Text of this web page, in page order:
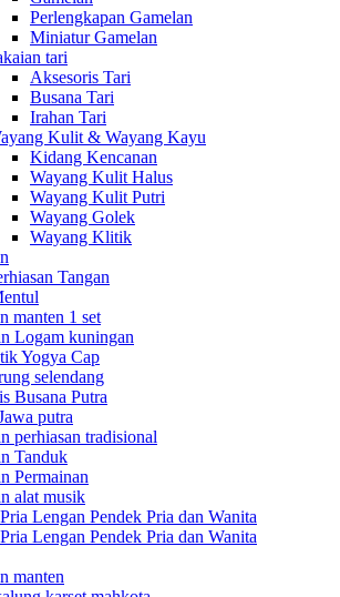
Perlengkapan Gamelan
Miniatur Gamelan
tari
Aksesoris Tari
Busana Tari
Irahan Tari
Kulit & Wayang Kayu
Kidang Kencanan
Wayang Kulit Halus
Wayang Kulit Putri
Wayang Golek
Wayang Klitik
Tangan
manten 1 set
Logam kuningan
Yogya Cap
selendang
Busana Putra
putra
perhiasan tradisional
Tanduk
Permainan
alat musik
Lengan Pendek Pria dan Wanita
Lengan Pendek Pria dan Wanita
manten